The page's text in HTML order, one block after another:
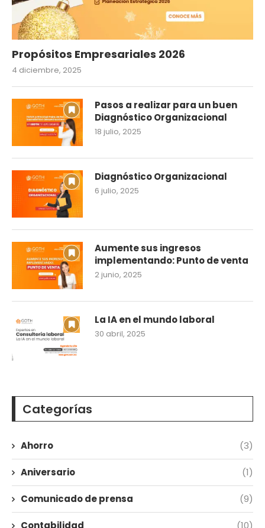
Propósitos Empresariales 2026
4 diciembre, 2025
Pasos a realizar para un buen
Diagnóstico Organizacional
18 julio, 2025
Diagnóstico Organizacional
6 julio, 2025
Aumente sus ingresos
implementando: Punto de venta
2 junio, 2025
La IA en el mundo laboral
30 abril, 2025
Categorías
Ahorro (3)
Aniversario (1)
Comunicado de prensa (9)
Contabilidad (10)